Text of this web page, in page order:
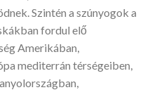
Szintén a szúnyogok a
fordul elő
Amerikában,
mediterrán térségeiben,